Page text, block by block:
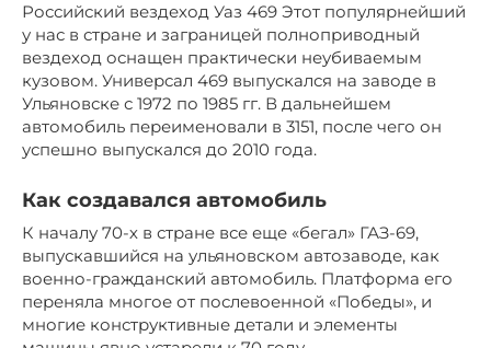
Российский вездеход Уаз 469 Этот популярнейший
у нас в стране и заграницей полноприводный
вездеход оснащен практически неубиваемым
кузовом. Универсал 469 выпускался на заводе в
Ульяновске с 1972 по 1985 гг. В дальнейшем
автомобиль переименовали в 3151, после чего он
успешно выпускался до 2010 года.
Как создавался автомобиль
К началу 70-х в стране все еще «бегал» ГАЗ-69,
выпускавшийся на ульяновском автозаводе, как
военно-гражданский автомобиль. Платформа его
переняла многое от послевоенной «Победы», и
многие конструктивные детали и элементы